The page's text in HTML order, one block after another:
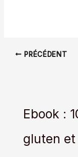
PRÉCÉDENT
Ebook :
gluten